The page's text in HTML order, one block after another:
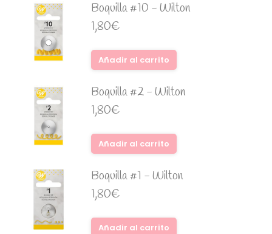
Boquilla #10 - Wilton
1,80€
Añadir al carrito
Boquilla #2 - Wilton
1,80€
Añadir al carrito
Boquilla #1 - Wilton
1,80€
Añadir al carrito